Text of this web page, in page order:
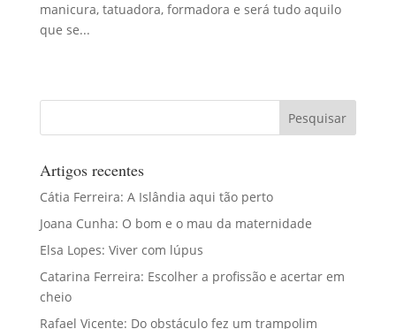
manicura, tatuadora, formadora e será tudo aquilo
que se...
Artigos recentes
Cátia Ferreira: A Islândia aqui tão perto
Joana Cunha: O bom e o mau da maternidade
Elsa Lopes: Viver com lúpus
Catarina Ferreira: Escolher a profissão e acertar em
cheio
Rafael Vicente: Do obstáculo fez um trampolim